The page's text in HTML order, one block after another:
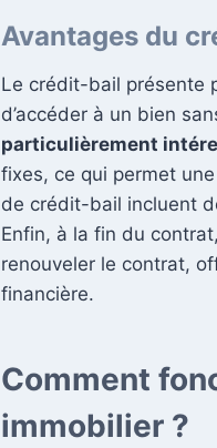
Avantages du
Le crédit-bail présente
d’accéder à un bien
particulièrement
fixes, ce qui permet
de crédit-bail incluent
Enfin, à la fin du
renouveler le contrat,
financière.
Comment
immobilier ?